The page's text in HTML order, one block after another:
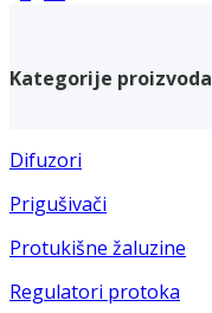
Kategorije proizvoda
Difuzori
Prigušivači
Protukišne žaluzine
Regulatori protoka